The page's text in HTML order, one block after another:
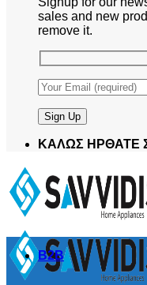
sales and new
remove it.
ΚΑΛΩΣ ΗΡΘΑΤΕ
B2B